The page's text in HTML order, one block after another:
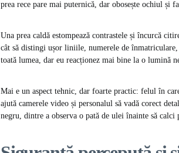
prea rece pare mai puternică, dar obosește ochiul și
Una prea caldă estompează contrastele și încurcă
cât să distingi ușor liniile, numerele de
toată lumea, dar eu reacționez mai bine la o lumină
Mai e un aspect tehnic, dar foarte practic: felul în
ajută camerele video și personalul să vadă corect
negru, dintre a observa o pată de ulei înainte să calci